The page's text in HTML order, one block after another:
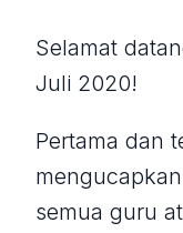
Selamat
Juli 2020!
Pertama dan
semua guru